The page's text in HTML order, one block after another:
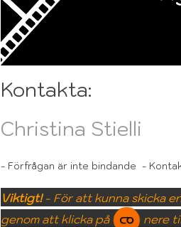
Kontakta:
Christina Stielli
- Förfrågan är inte bindande -
Viktigt!- För att kunna skicka
genom att klicka på
nere